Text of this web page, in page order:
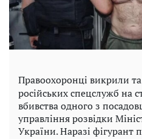
Правоохоронці викрили та
російських спецслужб на
вбивства одного з
управління розвідки
України. Наразі фігурант